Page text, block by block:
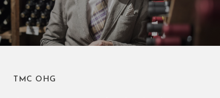
TMC OHG